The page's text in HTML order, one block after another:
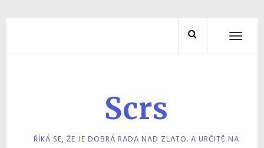
Scrs
ŘÍKÁ SE, ŽE JE DOBRÁ RADA NAD ZLATO. A URČITĚ NA